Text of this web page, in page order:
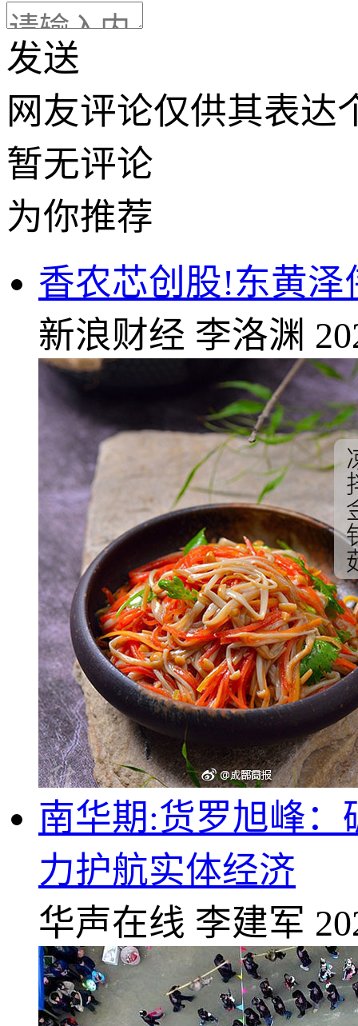
发送
网友评论仅供其表达
暂无评论
为你推荐
香农芯创股!东黄泽
新浪财经 李洛渊
南华期:货罗旭峰
力护航实体经济
华声在线 李建军